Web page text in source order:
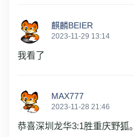
麒麟BEIER
2023-11-29 13:14
我看了
MAX777
2023-11-28 21:46
恭喜深圳龙华3:1胜重庆野狐。